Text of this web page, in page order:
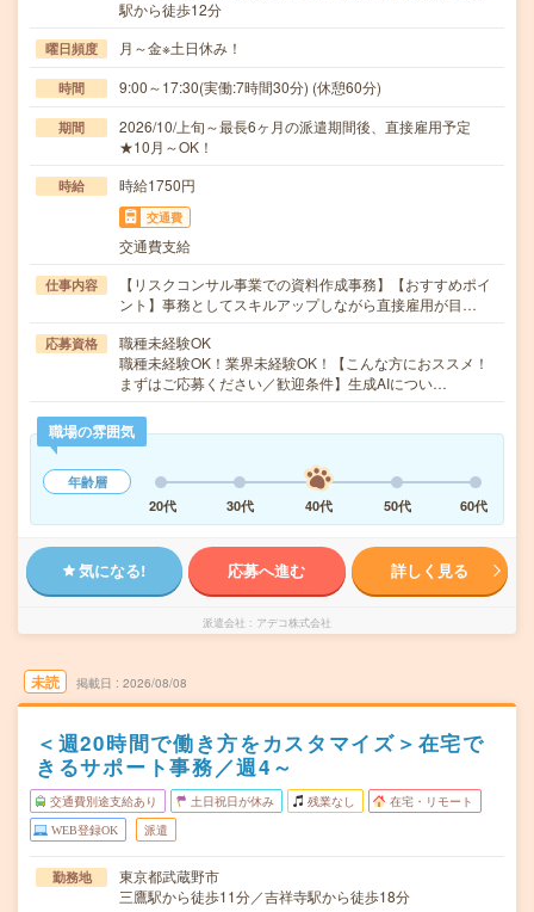
駅から徒歩12分
曜日頻度 月～金※土日休み！
時間 9:00～17:30(実働:7時間30分) (休憩60分)
期間
2026/10/上旬～最長6ヶ月の派遣期間後、直接雇用予定
★10月～OK！
時給 時給1750円
交通費
交通費支給
仕事内容
【リスクコンサル事業での資料作成事務】【おすすめポイ
ント】事務としてスキルアップしながら直接雇用が目…
応募資格
職種未経験OK
職種未経験OK！業界未経験OK！【こんな方におススメ！
まずはご応募ください／歓迎条件】生成AIについ…
職場の雰囲気
年齢層
20代
30代 40代 50代 60代
気になる! 応募へ進む 詳しく見る
派遣会社 アデコ株式会社
未読 掲載日 2026/08/08
＜週20時間で働き方をカスタマイズ＞在宅で
きるサポート事務／週4～
交通費別途支給あり 土日祝日が休み 残業なし 在宅・リモート
WEB登録OK 派遣
勤務地
東京都武蔵野市
三鷹駅から徒歩11分／吉祥寺駅から徒歩18分